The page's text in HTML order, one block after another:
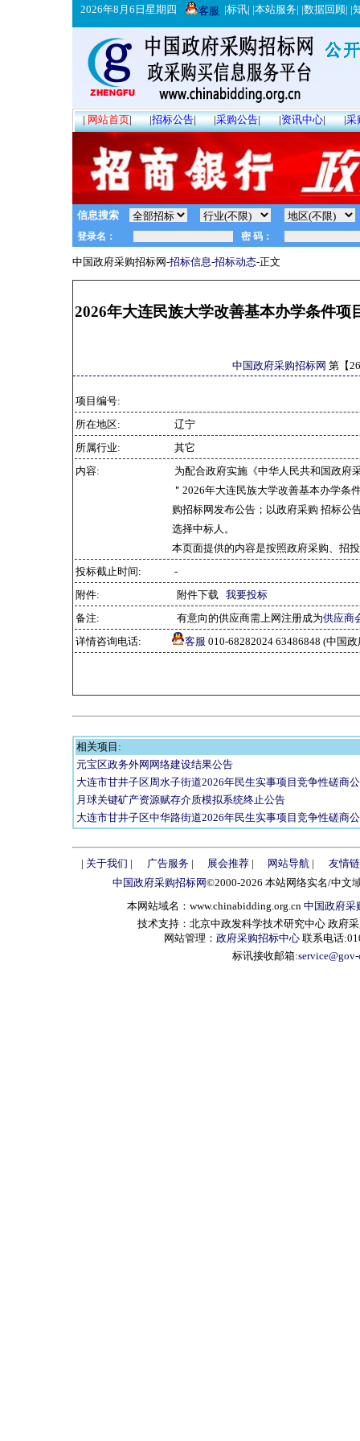
2026年8月6日星期四 客服 |标讯| |本站服务| |数据回顾| |
|网站首页| |招标公告| |采购公告| |资讯中心| |采
信息搜索
中国政府采购招标网-招标信息-招标动态-正文
2026年大连民族大学改善基本办学条件
中国政府采购招标网 第【
项目编号:
所在地区:
辽宁
所属行业:
其它
内容:
为配合政府实施《中华人民共和国政府
＂2026年大连民族大学改善基本办学条
购招标网发布公告；以政府采购 招标公
选择中标人。
本页面提供的内容是按照政府采购、招
投标截止时间:
-
附件:
附件下载 我要投标
备注:
有意向的供应商需上网注册成为供应商
详情咨询电话:
客服 010-68282024 63486848 (中国
相关项目:
元宝区政务外网网络建设结果公告
大连市甘井子区周水子街道2026年民生实事项目竞争性磋商
月球关键矿产资源赋存介质模拟系统终止公告
大连市甘井子区中华路街道2026年民生实事项目竞争性磋商
| 关于我们 | 广告服务| 展会推荐| 网站导航 |
友情
中国政府采购招标网©2000-2026 本站网络实名/中文
本网站域名：www.chinabidding.org.cn 中国政府采
技术支持：北京中政发科学技术研究中心 政府
网站管理： 政府采购招标中心 联系电话
标讯接收邮箱: